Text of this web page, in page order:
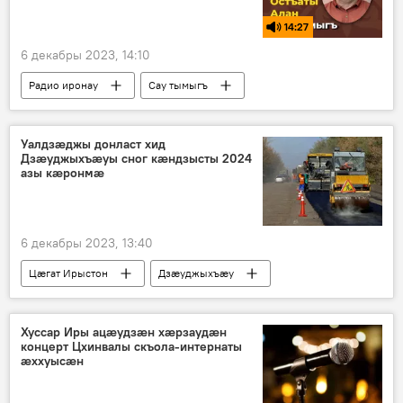
14:27
6 декабры 2023, 14:10
Радио иронау Сау тымыгъ
Уалдзæджы донласт хид
Дзæуджыхъæуы сног кæндзысты 2024
азы кæронмæ
6 декабры 2023, 13:40
Цӕгат Ирыстон
Дзӕуджыхъӕу
Ног хабӕрттӕ
Хуссар Иры ацæудзæн хæрзаудæн
концерт Цхинвалы скъола-интернаты
æххуысæн